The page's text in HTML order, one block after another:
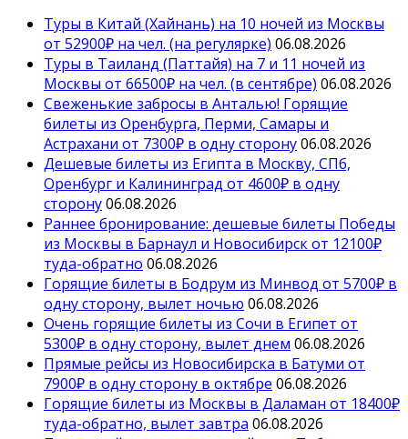
Туры в Китай (Хайнань) на 10 ночей из Москвы
от 52900₽ на чел. (на регулярке) 06.08.2026
Туры в Таиланд (Паттайя) на 7 и 11 ночей из
Москвы от 66500₽ на чел. (в сентябре) 06.08.2026
Свеженькие забросы в Анталью! Горящие
билеты из Оренбурга, Перми, Самары и
Астрахани от 7300₽ в одну сторону06.08.2026
Дешевые билеты из Египта в Москву, СПб,
Оренбург и Калининград от 4600₽ в одну
сторону06.08.2026
Раннее бронирование: дешевые билеты Победы
из Москвы в Барнаул и Новосибирск от 12100₽
туда-обратно 06.08.2026
Горящие билеты в Бодрум из Минвод от 5700₽ в
одну сторону, вылет ночью 06.08.2026
Очень горящие билеты из Сочи в Египет от
5300₽ в одну сторону, вылет днем 06.08.2026
Прямые рейсы из Новосибирска в Батуми от
7900₽ в одну сторону в октябре 06.08.2026
Горящие билеты из Москвы в Даламан от 18400₽
туда-обратно, вылет завтра 06.08.2026